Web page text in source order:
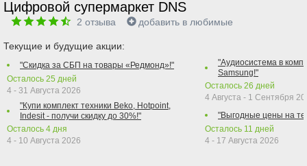
Цифровой супермаркет DNS
2 отзыва добавить в любимые
Текущие и будущие акции:
"Скидка за СБП на товары «Редмонд»!"
Осталось 25 дней
4 - 31 Августа 2026
"Купи комплект техники Beko, Hotpoint,
Indesit - получи скидку до 30%!"
Осталось 4 дня
4 - 10 Августа 2026
"Аудиосистема в
Samsung!"
Осталось 26 дней
4 Августа - 1 Сентября
"Выгодные цены на
Осталось 11 дней
4 - 17 Августа 2026